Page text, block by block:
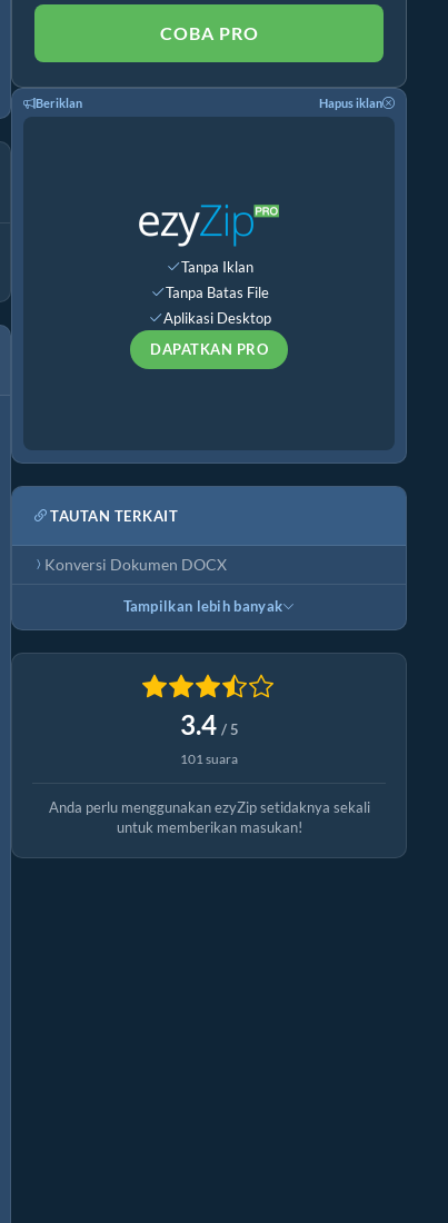
COBA PRO
Beriklan Hapus iklan
Tanpa Iklan
Tanpa Batas File
Aplikasi Desktop
DAPATKAN PRO
TAUTAN TERKAIT
Konversi Dokumen DOCX
Tampilkan lebih banyak
3.4 / 5
101 suara
Anda perlu menggunakan ezyZip setidaknya sekali
untuk memberikan masukan!